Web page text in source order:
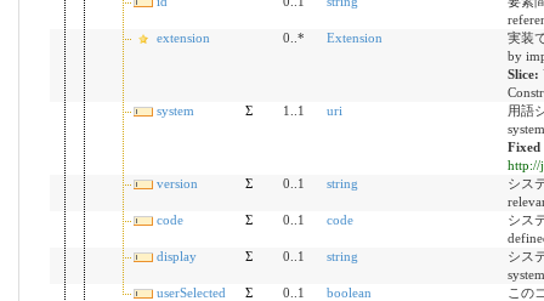
extension
0..* Extension
実装
by
Slice:
system
Σ 1..1 uri
用語
system
Fixed
http://
version
Σ 0..1 string
シス
code
Σ 0..1 code
シス
display
Σ 0..1 string
シス
system
userSelected
Σ 0..1 boolean
この